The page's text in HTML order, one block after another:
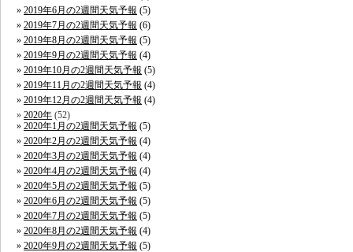
2019年6月の2週間天気予報 (5)
2019年7月の2週間天気予報 (6)
2019年8月の2週間天気予報 (5)
2019年9月の2週間天気予報 (4)
2019年10月の2週間天気予報 (5)
2019年11月の2週間天気予報 (4)
2019年12月の2週間天気予報 (4)
2020年 (52)
2020年1月の2週間天気予報 (5)
2020年2月の2週間天気予報 (4)
2020年3月の2週間天気予報 (4)
2020年4月の2週間天気予報 (4)
2020年5月の2週間天気予報 (5)
2020年6月の2週間天気予報 (5)
2020年7月の2週間天気予報 (5)
2020年8月の2週間天気予報 (4)
2020年9月の2週間天気予報 (5)